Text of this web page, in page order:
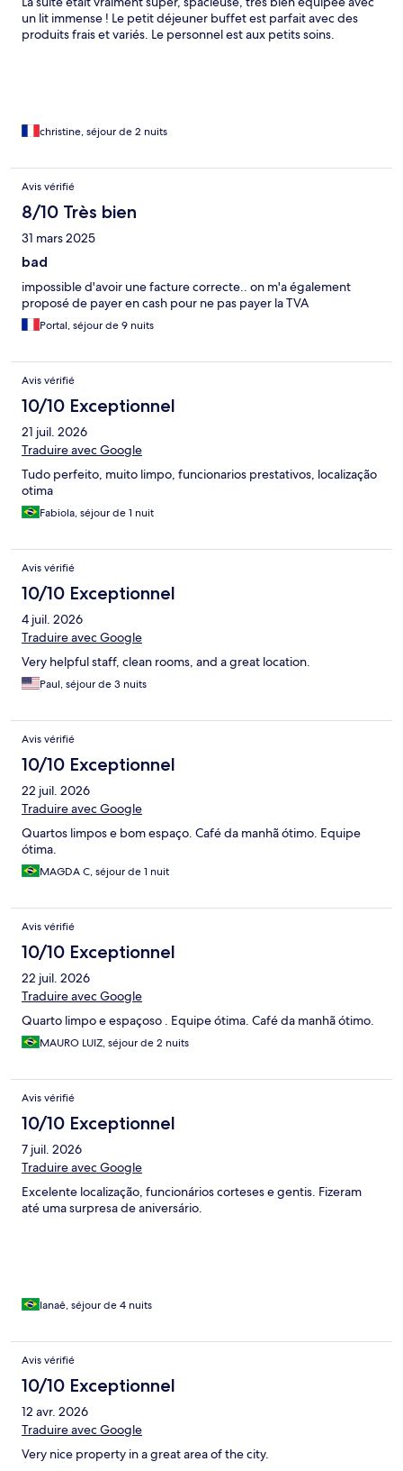
un lit immense ! Le petit déjeuner buffet est parfait avec des
produits frais et variés. Le personnel est aux petits soins.
christine, séjour de 2 nuits
Avis vérifié
8/10 Très bien
31 mars 2025
bad
impossible d'avoir une facture correcte.. on m'a également
proposé de payer en cash pour ne pas payer la TVA
Portal, séjour de 9 nuits
Avis vérifié
10/10 Exceptionnel
21 juil. 2026
Traduire avec Google
Tudo perfeito, muito limpo, funcionarios prestativos, localização
otima
Fabiola, séjour de 1 nuit
Avis vérifié
10/10 Exceptionnel
4 juil. 2026
Traduire avec Google
Very helpful staff, clean rooms, and a great location.
Paul, séjour de 3 nuits
Avis vérifié
10/10 Exceptionnel
22 juil. 2026
Traduire avec Google
Quartos limpos e bom espaço. Café da manhã ótimo. Equipe
ótima.
MAGDA C, séjour de 1 nuit
Avis vérifié
10/10 Exceptionnel
22 juil. 2026
Traduire avec Google
Quarto limpo e espaçoso . Equipe ótima. Café da manhã ótimo.
MAURO LUIZ, séjour de 2 nuits
Avis vérifié
10/10 Exceptionnel
7 juil. 2026
Traduire avec Google
Excelente localização, funcionários corteses e gentis. Fizeram
até uma surpresa de aniversário.
Ianaê, séjour de 4 nuits
Avis vérifié
10/10 Exceptionnel
12 avr. 2026
Traduire avec Google
Very nice property in a great area of the city.